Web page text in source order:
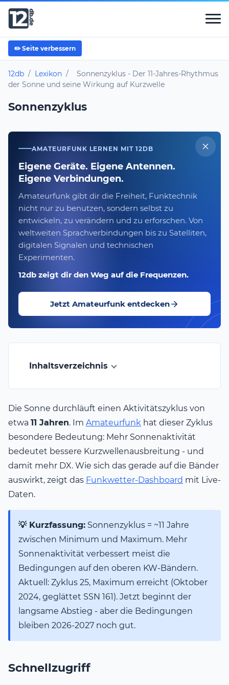
✏️ Seite verbessern
12db / Lexikon /
Sonnenzyklus - Der 11-Jahres-Rhythmus
der Sonne und seine Wirkung auf Kurzwelle
Sonnenzyklus
AMATEURFUNK LERNEN MIT 12DB
Eigene Geräte. Eigene Antennen.
Eigene Verbindungen.
Amateurfunk gibt dir die Freiheit, Funktechnik
nicht nur zu benutzen, sondern selbst zu
entwickeln, zu verändern und zu erforschen. Von
weltweiten Sprachverbindungen bis zu Satelliten,
digitalen Signalen und technischen
Experimenten.
12db zeigt dir den Weg auf die Frequenzen.
Jetzt Amateurfunk entdecken
Inhaltsverzeichnis
Die Sonne durchläuft einen Aktivitätszyklus von
etwa 11 Jahren. Im Amateurfunk hat dieser Zyklus
besondere Bedeutung: Mehr Sonnenaktivität
bedeutet bessere Kurzwellenausbreitung - und
damit mehr DX. Wie sich das gerade auf die Bänder
auswirkt, zeigt das Funkwetter-Dashboard mit Live-
Daten.
💡 Kurzfassung: Sonnenzyklus = ~11 Jahre
zwischen Minimum und Maximum. Mehr
Sonnenaktivität verbessert meist die
Bedingungen auf den oberen KW-Bändern.
Aktuell: Zyklus 25, Maximum erreicht (Oktober
2024, geglättet SSN 161). Jetzt beginnt der
langsame Abstieg - aber die Bedingungen
bleiben 2026-2027 noch gut.
Schnellzugriff